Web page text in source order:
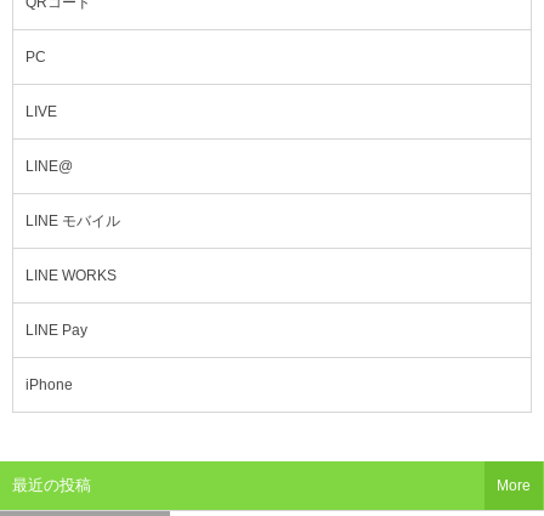
PC
LIVE
LINE@
LINE モバイル
LINE WORKS
LINE Pay
iPhone
最近の投稿 More